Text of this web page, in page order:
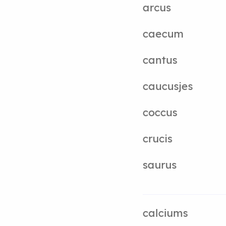
arcus
caecum
cantus
caucusjes
coccus
crucis
saurus
calciums